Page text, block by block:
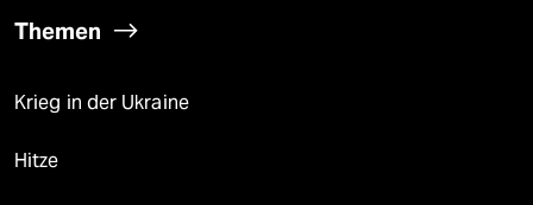
Themen
Krieg in der Ukraine
Hitze